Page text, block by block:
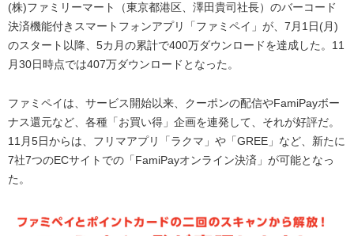
(株)ファミリーマート（東京都港区、澤田貴司社長）のバーコード
決済機能付きスマートフォンアプリ「ファミペイ」が、7月1日(月)
のスタート以降、5カ月の累計で400万ダウンロードを達成した。11
月30日時点では407万ダウンロードとなった。
ファミペイは、サービス開始以来、クーポンの配信やFamiPayボー
ナス還元など、各種「お買い得」企画を連発して、それが好評だ。
11月5日からは、フリマアプリ「ラクマ」や「GREE」など、新たに
7社7つのECサイトでの「FamiPayオンライン決済」が可能となっ
た。